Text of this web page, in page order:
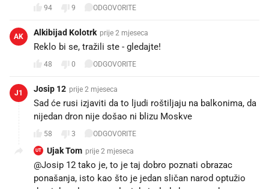
94 9 ODGOVORITE
AK Alkibijad Kolotrk prije 2 mjeseca
Reklo bi se, tražili ste - gledajte!
48 0 ODGOVORITE
J1 Josip 12 prije 2 mjeseca
Sad će rusi izjaviti da to ljudi roštiljaju na balkonima, da
nijedan dron nije došao ni blizu Moskve 🤣
58 3 ODGOVORITE
UT Ujak Tom prije 2 mjeseca
@Josip 12 tako je, to je taj dobro poznati obrazac
ponašanja, isto kao što je jedan sličan narod optužio